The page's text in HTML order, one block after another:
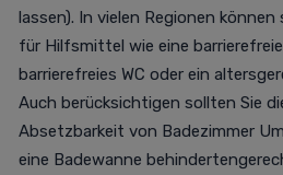
lassen). In vielen Regionen
für Hilfsmittel wie eine
barrierefreies WC oder ein
Auch berücksichtigen sollten Sie
Absetzbarkeit von Badezimmer
eine Badewanne